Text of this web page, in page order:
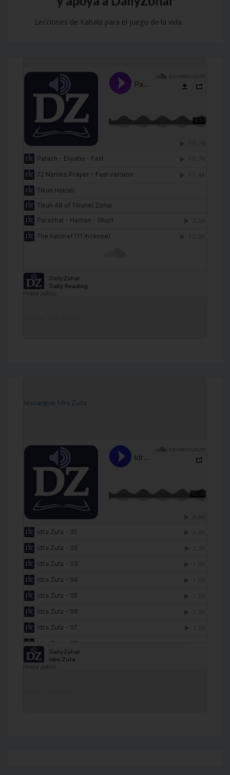
Lecciones de Kabalá para el juego de la vida.
[Descargue Idra Zuta